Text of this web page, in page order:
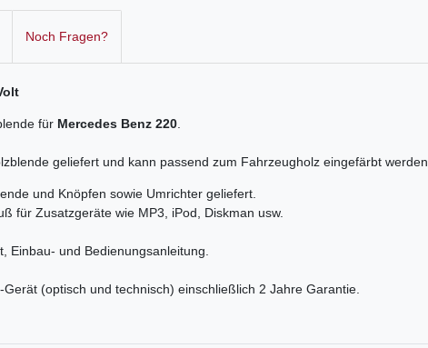
Noch Fragen?
für Mercedes Benz 220
geliefert und kann passend zum Fahrzeugholz eingefärbt werden.
und Knöpfen sowie Umrichter geliefert.
für Zusatzgeräte wie MP3, iPod, Diskman usw.
Einbau- und Bedienungsanleitung.
(optisch und technisch) einschließlich 2 Jahre Garantie.